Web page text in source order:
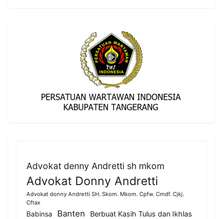
Advokat denny Andretti sh mkom
Advokat Donny Andretti
Advokat donny Andretti SH. Skom. Mkom. Cpfw. Cmdf. Cjkj.
Cftax
Babinsa Banten Berbuat Kasih Tulus dan Ikhlas